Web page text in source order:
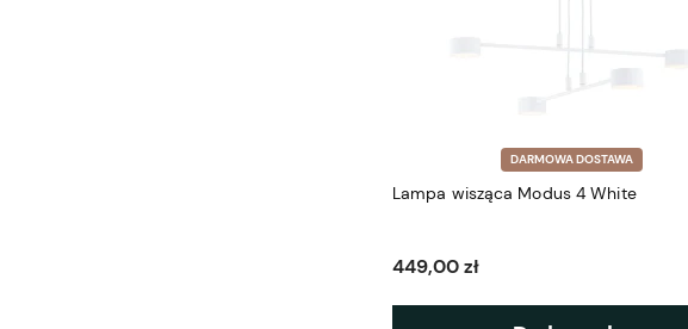
DARMOWA DOSTAWA
Lampa wisząca Modus 4 White
449,00 zł